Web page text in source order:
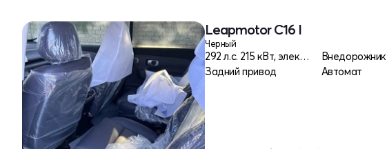
Leapmotor C16 I
Черный
292 л.c. 215 кВт, электро
Внедорожник
Задний привод
Автомат